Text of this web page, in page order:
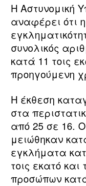
Η Αστυνομική
αναφέρει ότι
συνολικός
κατά 11 τοις
προηγούμενη
Η έκθεση
στα
από 25 σε 16.
μειώθηκαν
εγκλήματα
τοις εκατό
προσώπων